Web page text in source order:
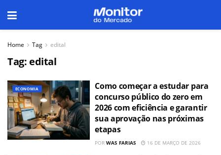
Home Tag edital
Tag: edital
ECONOMIA
Como começar a estudar para
concurso público do zero em
2026 com eficiência e garantir
sua aprovação nas próximas
etapas
POR WAS FARIAS 16 DE MARÇO DE 2026